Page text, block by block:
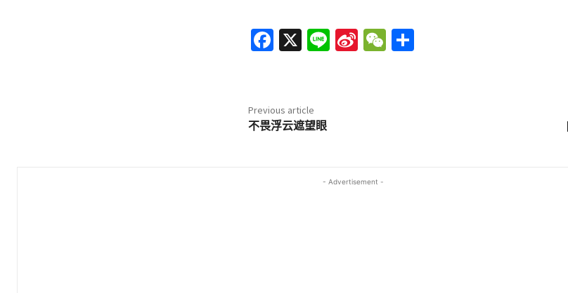
Fa
o
o
X Li Si
o
W 分
Previous article
不畏浮云遮望眼
- Advertisement -